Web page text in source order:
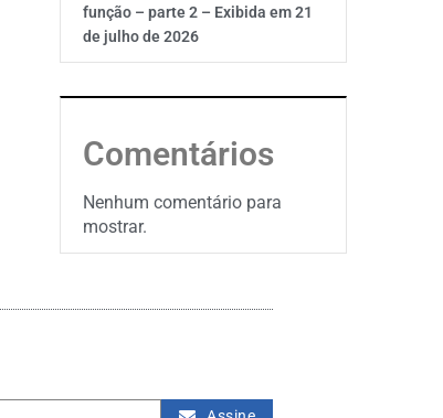
função – parte 2 – Exibida em 21
de julho de 2026
Comentários
Nenhum comentário para
mostrar.